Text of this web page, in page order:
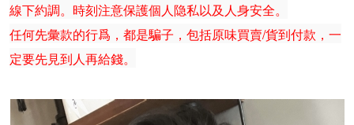
線下約調。時刻注意保護個人隐私以及人身安全。
任何先彙款的行爲，都是騙子，包括原味買賣/貨到付款，一
定要先見到人再給錢。